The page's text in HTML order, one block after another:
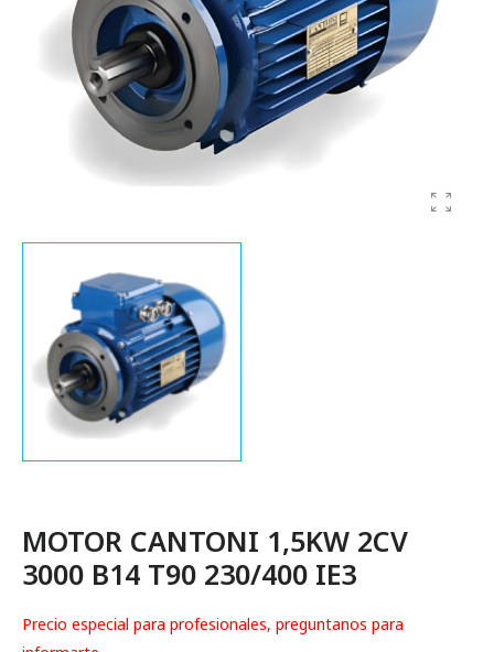
MOTOR CANTONI 1,5KW 2CV
3000 B14 T90 230/400 IE3
Precio especial para profesionales, preguntanos para